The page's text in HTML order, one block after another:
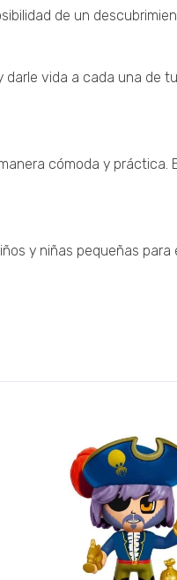
de un
vida a cada una de
cómoda y
y niñas pequeñas para